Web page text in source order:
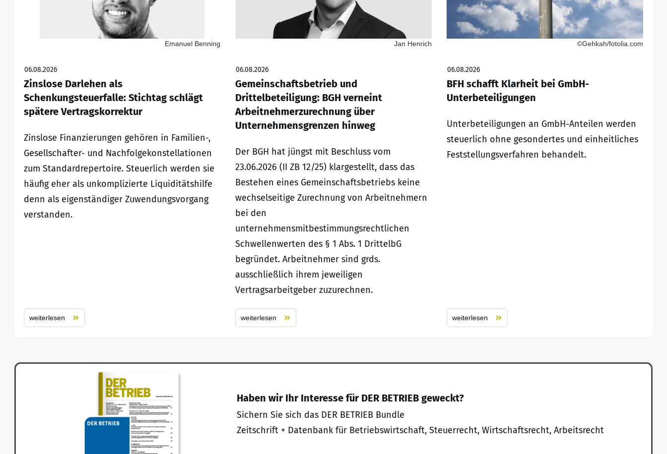
Emanuel Benning
06.08.2026
Zinslose Darlehen als
Schenkungsteuerfalle: Stichtag schlägt
spätere Vertragskorrektur
Zinslose Finanzierungen gehören in Familien-,
Gesellschafter- und Nachfolgekonstellationen
zum Standardrepertoire. Steuerlich werden sie
häufig eher als unkomplizierte Liquiditätshilfe
denn als eigenständiger Zuwendungsvorgang
verstanden.
weiterlesen
Jan Henrich
06.08.2026
Gemeinschaftsbetrieb und
Drittelbeteiligung: BGH verneint
Arbeitnehmerzurechnung über
Unternehmensgrenzen hinweg
Der BGH hat jüngst mit Beschluss vom
23.06.2026 (II ZB 12/25) klargestellt, dass das
Bestehen eines Gemeinschaftsbetriebs keine
wechselseitige Zurechnung von Arbeitnehmern
bei den
unternehmensmitbestimmungsrechtlichen
Schwellenwerten des § 1 Abs. 1 DrittelbG
begründet. Arbeitnehmer sind grds.
ausschließlich ihrem jeweiligen
Vertragsarbeitgeber zuzurechnen.
weiterlesen
©Gehkah/fotolia.com
06.08.2026
BFH schafft Klarheit bei GmbH-
Unterbeteiligungen
Unterbeteiligungen an GmbH-Anteilen werden
steuerlich ohne gesondertes und einheitliches
Feststellungsverfahren behandelt.
weiterlesen
Haben wir Ihr Interesse für DER BETRIEB geweckt?
Sichern Sie sich das DER BETRIEB Bundle
Zeitschrift + Datenbank für Betriebswirtschaft, Steuerrecht, Wirtschaftsrecht, Arbeitsrecht